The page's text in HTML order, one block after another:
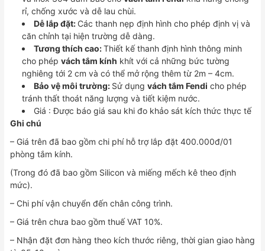
rỉ, chống xước và dễ lau chùi.
Dễ lắp đặt: Các thanh nẹp định hình cho phép định vị và
căn chỉnh tại hiện trường dễ dàng.
Tương thích cao:Thiết kế thanh định hình thông minh
cho phép vách tắm kính khít với cả những bức tường
nghiêng tới 2 cm và có thể mở rộng thêm từ 2m – 4cm.
Bảo vệ môi trường: Sử dụng vách tắm Fendi cho phép
tránh thất thoát năng lượng và tiết kiệm nước.
Giá : Được báo giá sau khi đo khảo sát kích thức thực tế
Ghi chú
– Giá trên đã bao gồm chi phí hỗ trợ lắp đặt 400.000đ/01
phòng tắm kính.
(Trong đó đã bao gồm Silicon và miếng mếch kê theo định
mức).
– Chi phí vận chuyển đến chân công trình.
– Giá trên chưa bao gồm thuế VAT 10%.
– Nhận đặt đơn hàng theo kích thước riêng, thời gian giao hàng